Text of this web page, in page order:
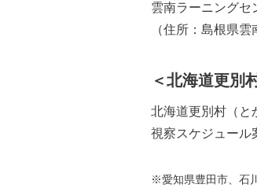
雲南ラーニングセ
（住所：島根県
＜北海道更別
北海道更別村（と
視察スケジュール
※愛知県豊田市、石